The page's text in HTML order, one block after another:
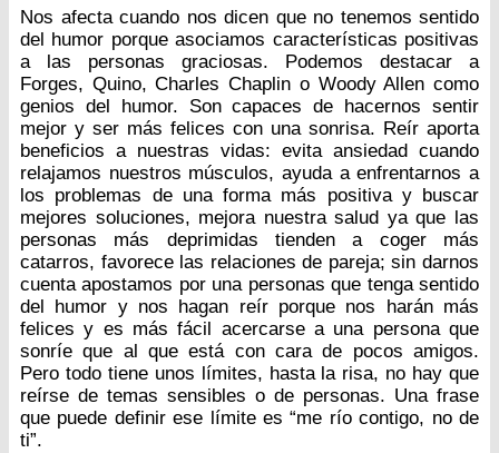
Nos afecta cuando nos dicen que no tenemos sentido
del humor porque asociamos características positivas
a las personas graciosas. Podemos destacar a
Forges, Quino, Charles Chaplin o Woody Allen como
genios del humor. Son capaces de hacernos sentir
mejor y ser más felices con una sonrisa. Reír aporta
beneficios a nuestras vidas: evita ansiedad cuando
relajamos nuestros músculos, ayuda a enfrentarnos a
los problemas de una forma más positiva y buscar
mejores soluciones, mejora nuestra salud ya que las
personas más deprimidas tienden a coger más
catarros, favorece las relaciones de pareja; sin darnos
cuenta apostamos por una personas que tenga sentido
del humor y nos hagan reír porque nos harán más
felices y es más fácil acercarse a una persona que
sonríe que al que está con cara de pocos amigos.
Pero todo tiene unos límites, hasta la risa, no hay que
reírse de temas sensibles o de personas. Una frase
que puede definir ese límite es “me río contigo, no de
ti”.